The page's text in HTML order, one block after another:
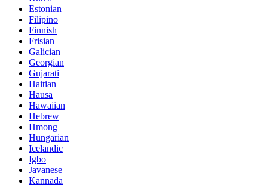
Estonian
Filipino
Finnish
Frisian
Galician
Georgian
Gujarati
Haitian
Hausa
Hawaiian
Hebrew
Hmong
Hungarian
Icelandic
Igbo
Javanese
Kannada